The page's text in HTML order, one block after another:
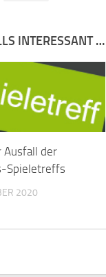
INTERESSANT …
Ausfall der
Spieletreffs
2020